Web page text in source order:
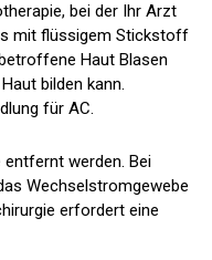
bei der Ihr Arzt
mit flüssigem Stickstoff
Haut Blasen
bilden kann.
für AC.
entfernt werden. Bei
Wechselstromgewebe
erfordert eine